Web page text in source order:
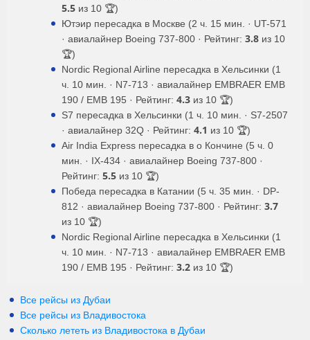
5.5 из 10 🏆)
Ютэир пересадка в Москве (2 ч. 15 мин. · UT-571
· авиалайнер Boeing 737-800 · Рейтинг: 3.8 из 10
🏆)
Nordic Regional Airline пересадка в Хельсинки (1
ч. 10 мин. · N7-713 · авиалайнер EMBRAER EMB
190 / EMB 195 · Рейтинг: 4.3 из 10 🏆)
S7 пересадка в Хельсинки (1 ч. 10 мин. · S7-2507
· авиалайнер 32Q · Рейтинг: 4.1 из 10 🏆)
Air India Express пересадка в о Кончине (5 ч. 0
мин. · IX-434 · авиалайнер Boeing 737-800 ·
Рейтинг: 5.5 из 10 🏆)
Победа пересадка в Катании (5 ч. 35 мин. · DP-
812 · авиалайнер Boeing 737-800 · Рейтинг: 3.7
из 10 🏆)
Nordic Regional Airline пересадка в Хельсинки (1
ч. 10 мин. · N7-713 · авиалайнер EMBRAER EMB
190 / EMB 195 · Рейтинг: 3.2 из 10 🏆)
Все рейсы из Дубаи
Все рейсы из Владивостока
Сколько лететь из Владивостока в Дубаи